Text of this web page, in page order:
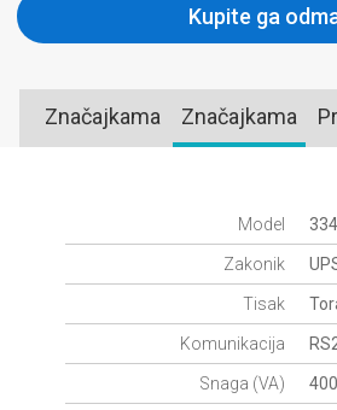
Kupite ga
Značajkama Značajkama
Model
Zakonik
Tisak
Komunikacija
Snaga (VA)